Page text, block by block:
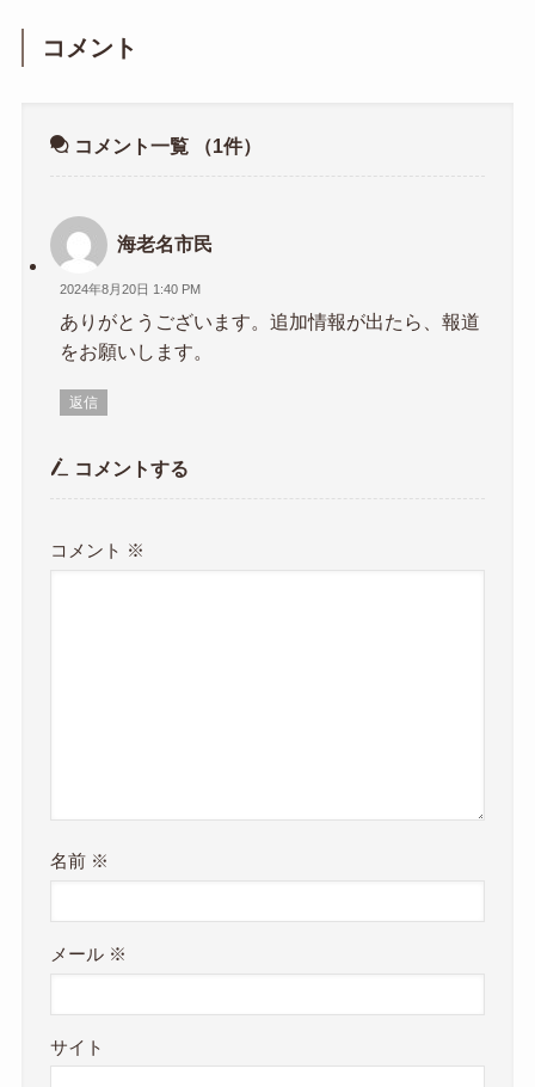
コメント
コメント一覧 （1件）
海老名市民
2024年8月20日 1:40 PM
ありがとうございます。追加情報が出たら、報道
をお願いします。
返信
コメントする
コメント ※
名前 ※
メール ※
サイト